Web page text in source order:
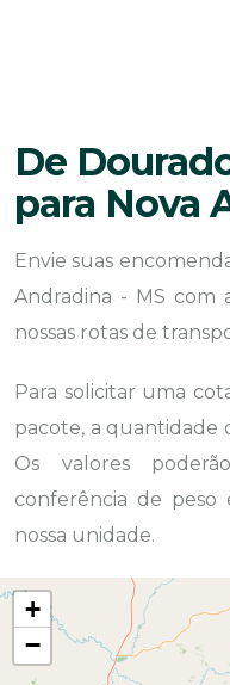
De
para Nova
Envie suas
Andradina - MS com
nossas rotas de
Para solicitar uma
pacote, a quantidade
Os valores
conferência de peso
nossa unidade.
+
−